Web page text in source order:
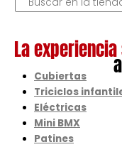
La
Cubiertas
Triciclos
Eléctricas
Mini BMX
Patines